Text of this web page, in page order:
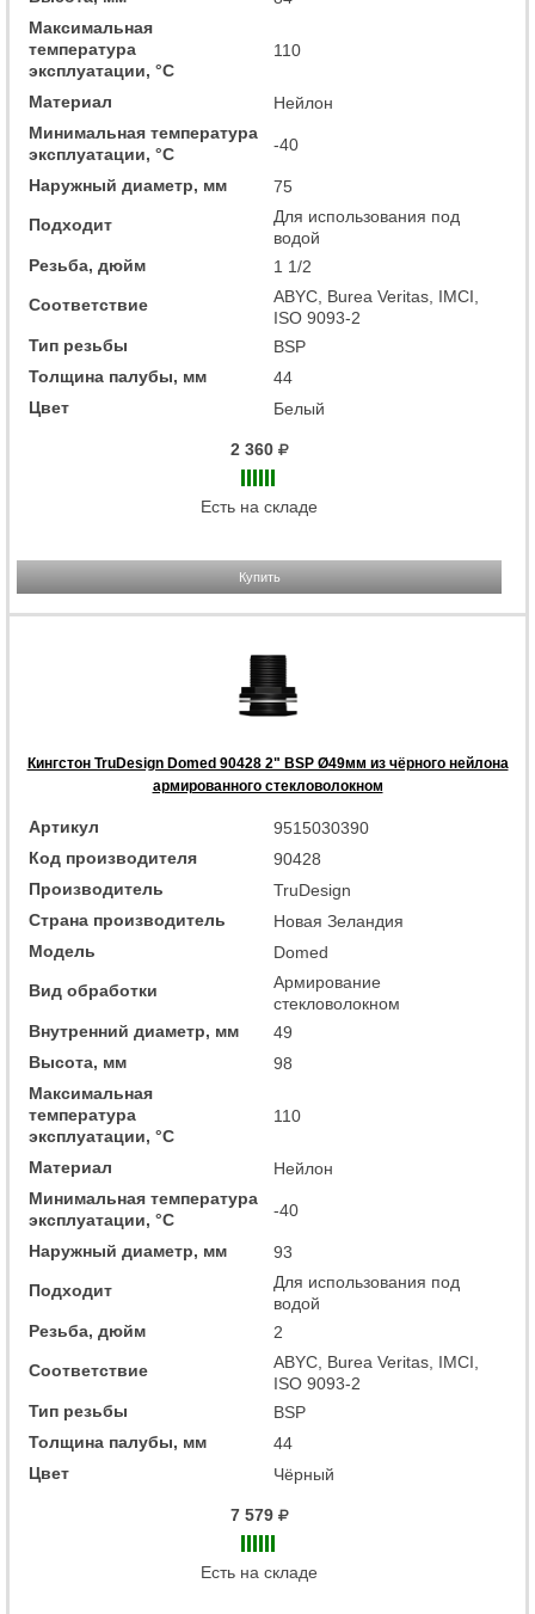
Максимальная
температура
эксплуатации, °C
110
Материал
Нейлон
Минимальная температура
эксплуатации, °C
-40
Наружный диаметр, мм
75
Подходит
Для использования под
водой
Резьба, дюйм
1 1/2
Соответствие
ABYC, Burea Veritas, IMCI,
ISO 9093-2
Тип резьбы
BSP
Толщина палубы, мм
44
Цвет
Белый
2 360
Есть на складе
Купить
Кингстон TruDesign Domed 90428 2" BSP Ø49мм из чёрного нейлона
армированного стекловолокном
Артикул
9515030390
Код производителя
90428
Производитель
TruDesign
Страна производитель
Новая Зеландия
Модель
Domed
Вид обработки
Армирование
стекловолокном
Внутренний диаметр, мм
49
Высота, мм
98
Максимальная
температура
эксплуатации, °C
110
Материал
Нейлон
Минимальная температура
эксплуатации, °C
-40
Наружный диаметр, мм
93
Подходит
Для использования под
водой
Резьба, дюйм
2
Соответствие
ABYC, Burea Veritas, IMCI,
ISO 9093-2
Тип резьбы
BSP
Толщина палубы, мм
44
Цвет
Чёрный
7 579
Есть на складе